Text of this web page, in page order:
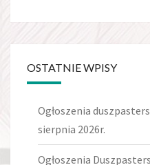
OSTATNIE WPISY
Ogłoszenia
sierpnia 2026r.
Ogłoszenia